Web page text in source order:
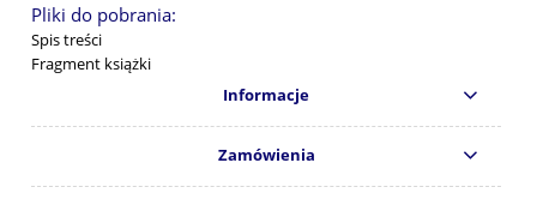
Pliki do pobrania:
Spis treści
Fragment książki
Informacje
Zamówienia